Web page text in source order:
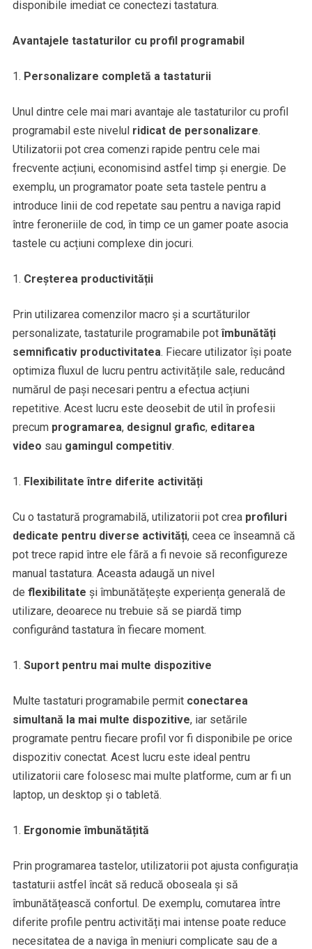
disponibile imediat ce conectezi tastatura.
Avantajele tastaturilor cu profil programabil
Personalizare completă a tastaturii
Unul dintre cele mai mari avantaje ale tastaturilor cu profil
programabil este nivelul ridicat de personalizare.
Utilizatorii pot crea comenzi rapide pentru cele mai
frecvente acțiuni, economisind astfel timp și energie. De
exemplu, un programator poate seta tastele pentru a
introduce linii de cod repetate sau pentru a naviga rapid
între feroneriile de cod, în timp ce un gamer poate asocia
tastele cu acțiuni complexe din jocuri.
Creșterea productivității
Prin utilizarea comenzilor macro și a scurtăturilor
personalizate, tastaturile programabile potîmbunătăți
semnificativ productivitatea. Fiecare utilizator își poate
optimiza fluxul de lucru pentru activitățile sale, reducând
numărul de pași necesari pentru a efectua acțiuni
repetitive. Acest lucru este deosebit de util în profesii
precum programarea, designul grafic, editarea
video sau gamingul competitiv.
Flexibilitate între diferite activități
Cu o tastatură programabilă, utilizatorii pot crea profiluri
dedicate pentru diverse activități, ceea ce înseamnă că
pot trece rapid între ele fără a fi nevoie să reconfigureze
manual tastatura. Aceasta adaugă un nivel
de flexibilitate și îmbunătățește experiența generală de
utilizare, deoarece nu trebuie să se piardă timp
configurând tastatura în fiecare moment.
Suport pentru mai multe dispozitive
Multe tastaturi programabile permit conectarea
simultană la mai multe dispozitive, iar setările
programate pentru fiecare profil vor fi disponibile pe orice
dispozitiv conectat. Acest lucru este ideal pentru
utilizatorii care folosesc mai multe platforme, cum ar fi un
laptop, un desktop și o tabletă.
Ergonomie îmbunătățită
Prin programarea tastelor, utilizatorii pot ajusta configurația
tastaturii astfel încât să reducă oboseala și să
îmbunătățească confortul. De exemplu, comutarea între
diferite profile pentru activități mai intense poate reduce
necesitatea de a naviga în meniuri complicate sau de a